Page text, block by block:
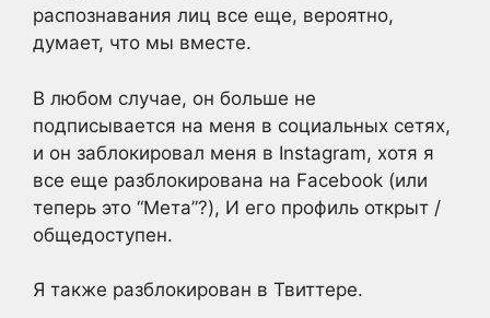
распознавания лиц все еще, вероятно,
думает, что мы вместе.
В любом случае, он больше не
подписывается на меня в социальных сетях,
и он заблокировал меня в Instagram, хотя я
все еще разблокирована на Facebook (или
теперь это “Мета”?), И его профиль открыт /
общедоступен.
Я также разблокирован в Твиттере.